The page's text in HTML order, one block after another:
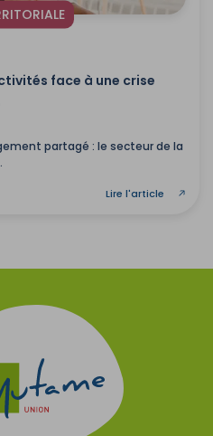
face à une crise
partagé : le secteur de la
Lire l'article